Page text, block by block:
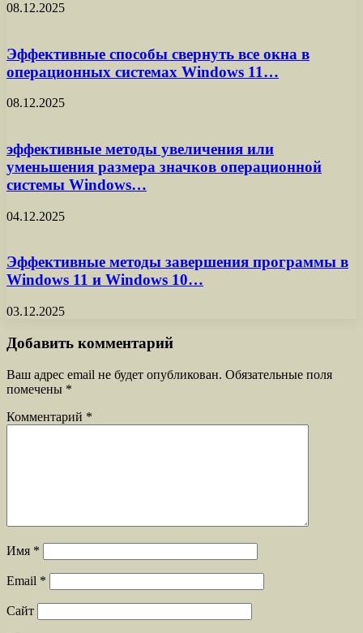
08.12.2025
Эффективные способы свернуть все окна в
операционных системах Windows 11…
08.12.2025
эффективные методы увеличения или
уменьшения размера значков операционной
системы Windows…
04.12.2025
Эффективные методы завершения программы в
Windows 11 и Windows 10…
03.12.2025
Добавить комментарий
Ваш адрес email не будет опубликован. Обязательные поля
помечены *
Комментарий *
Имя *
Email *
Сайт